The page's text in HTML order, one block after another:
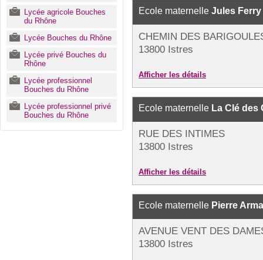
Lycée agricole Bouches
du Rhône
Lycée Bouches du Rhône
Lycée privé Bouches du
Rhône
Lycée professionnel
Bouches du Rhône
Lycée professionnel privé
Bouches du Rhône
Ecole maternelle Jules Ferry
CHEMIN DES
13800 Istres
Afficher les détails
Ecole maternelle La Clé des
RUE DES INTIMES
13800 Istres
Afficher les détails
Ecole maternelle Pierre
AVENUE VENT DES
13800 Istres